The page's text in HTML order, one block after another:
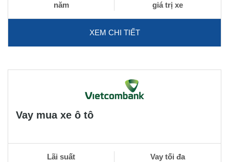
năm giá trị xe
XEM CHI TIẾT
Vay mua xe ô tô
Lãi suất Vay tối đa